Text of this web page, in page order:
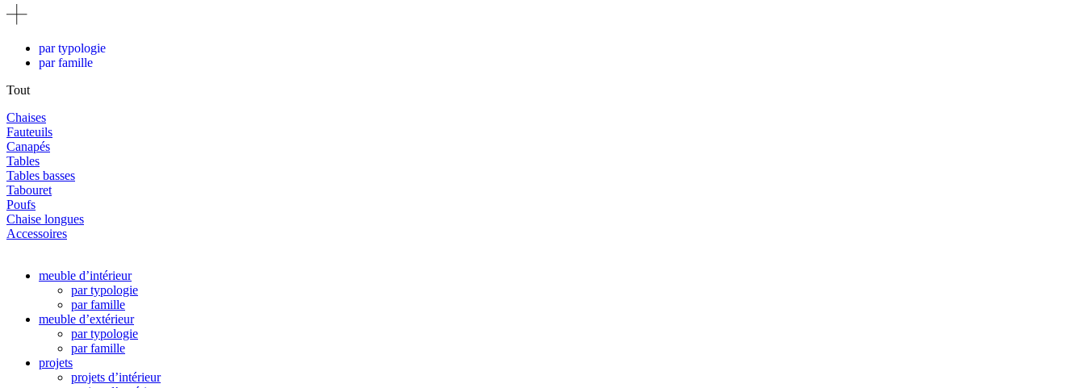
par typologie
par famille
Tout
Chaises
Fauteuils
Canapés
Tables
Tables basses
Tabouret
Poufs
Chaise longues
Accessoires
meuble d’intérieur
par typologie
par famille
meuble d’extérieur
par typologie
par famille
projets
projets d’intérieur